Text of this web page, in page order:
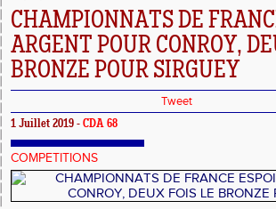
CHAMPIONNATS DE
ARGENT POUR CONROY,
BRONZE POUR SIRGUEY
Tweet
1 Juillet 2019 - CDA 68
COMPETITIONS